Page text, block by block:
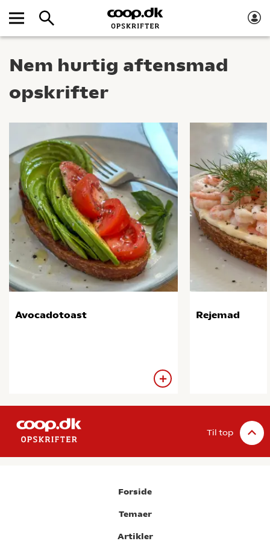
Nem hurtig aftensmad
opskrifter
Avocadotoast Rejemad
Til top
Forside
Temaer
Artikler